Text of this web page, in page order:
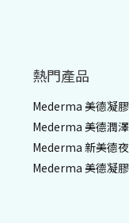
熱門產品
Mederma 美德凝
Mederma 美德潤
Mederma 新美德
Mederma 美德凝